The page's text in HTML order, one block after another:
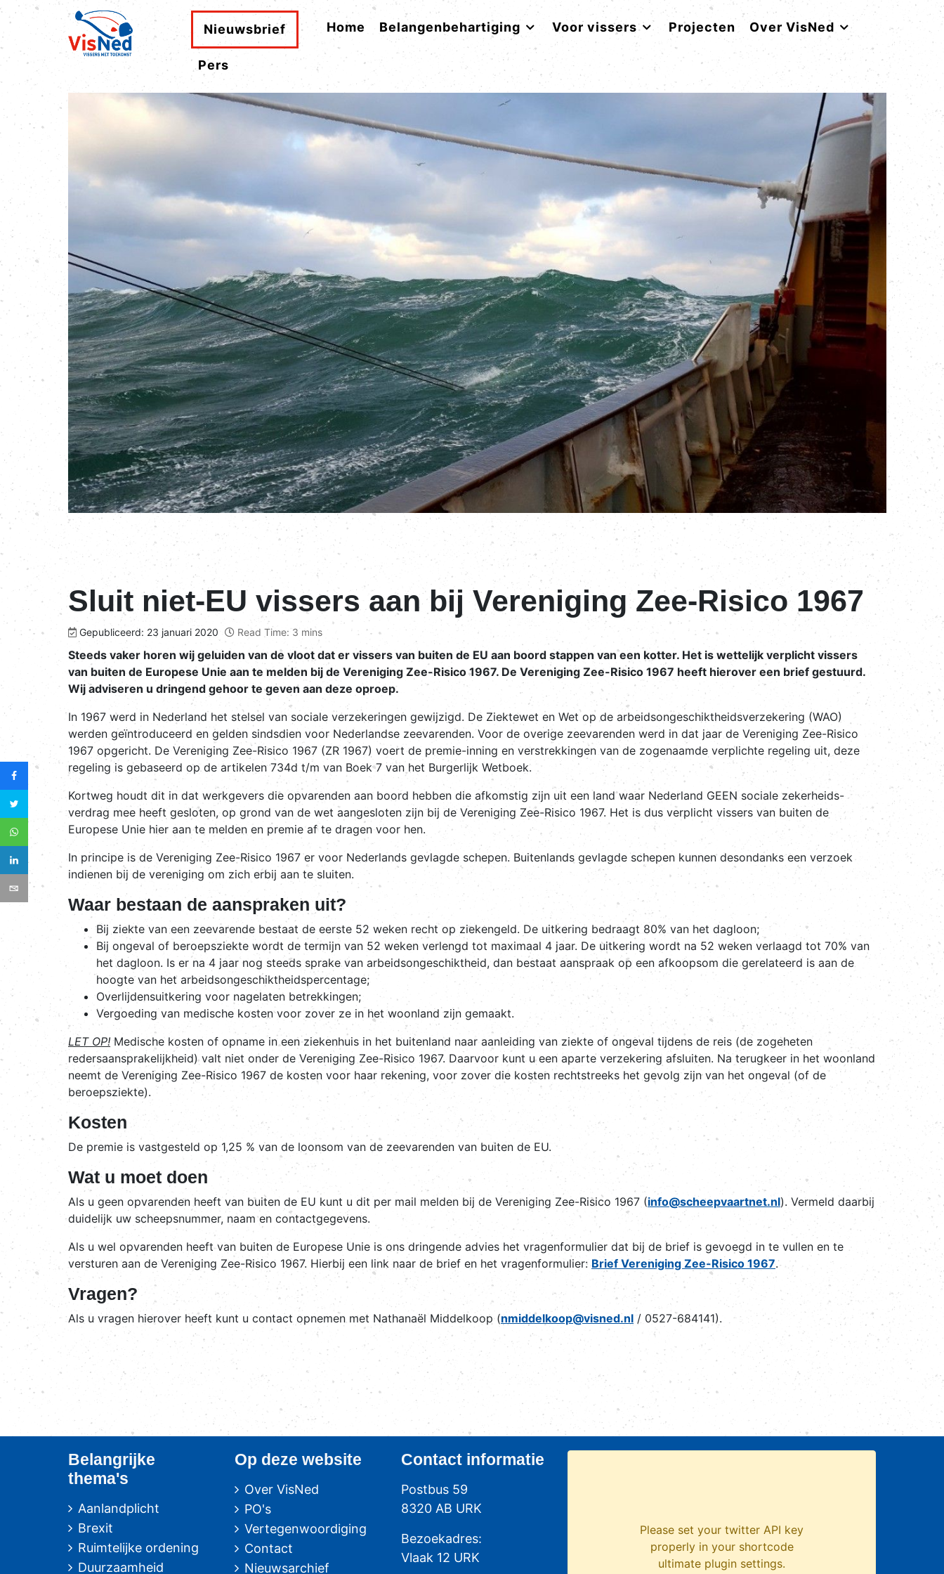
Nieuwsbrief Home Belangenbehartiging Voor vissers Projecten Over VisNed
Pers
Sluit niet-EU vissers aan bij Vereniging Zee-Risico 1967
Gepubliceerd: 23 januari 2020 Read Time: 3 mins
Steeds vaker horen wij geluiden van de vloot dat er vissers van buiten de EU aan boord stappen van een kotter. Het is wettelijk verplicht vissers
van buiten de Europese Unie aan te melden bij de Vereniging Zee-Risico 1967. De Vereniging Zee-Risico 1967 heeft hierover een brief gestuurd.
Wij adviseren u dringend gehoor te geven aan deze oproep.
In 1967 werd in Nederland het stelsel van sociale verzekeringen gewijzigd. De Ziektewet en Wet op de arbeidsongeschiktheidsverzekering (WAO)
werden geïntroduceerd en gelden sindsdien voor Nederlandse zeevarenden. Voor de overige zeevarenden werd in dat jaar de Vereniging Zee-Risico
1967 opgericht. De Vereniging Zee-Risico 1967 (ZR 1967) voert de premie-inning en verstrekkingen van de zogenaamde verplichte regeling uit, deze
regeling is gebaseerd op de artikelen 734d t/m van Boek 7 van het Burgerlijk Wetboek.
Kortweg houdt dit in dat werkgevers die opvarenden aan boord hebben die afkomstig zijn uit een land waar Nederland GEEN sociale zekerheids-
verdrag mee heeft gesloten, op grond van de wet aangesloten zijn bij de Vereniging Zee-Risico 1967. Het is dus verplicht vissers van buiten de
Europese Unie hier aan te melden en premie af te dragen voor hen.
In principe is de Vereniging Zee-Risico 1967 er voor Nederlands gevlagde schepen. Buitenlands gevlagde schepen kunnen desondanks een verzoek
indienen bij de vereniging om zich erbij aan te sluiten.
Waar bestaan de aanspraken uit?
Bij ziekte van een zeevarende bestaat de eerste 52 weken recht op ziekengeld. De uitkering bedraagt 80% van het dagloon;
Bij ongeval of beroepsziekte wordt de termijn van 52 weken verlengd tot maximaal 4 jaar. De uitkering wordt na 52 weken verlaagd tot 70% van
het dagloon. Is er na 4 jaar nog steeds sprake van arbeidsongeschiktheid, dan bestaat aanspraak op een afkoopsom die gerelateerd is aan de
hoogte van het arbeidsongeschiktheidspercentage;
Overlijdensuitkering voor nagelaten betrekkingen;
Vergoeding van medische kosten voor zover ze in het woonland zijn gemaakt.
LET OP! Medische kosten of opname in een ziekenhuis in het buitenland naar aanleiding van ziekte of ongeval tijdens de reis (de zogeheten
redersaansprakelijkheid) valt niet onder de Vereniging Zee-Risico 1967. Daarvoor kunt u een aparte verzekering afsluiten. Na terugkeer in het woonland
neemt de Vereniging Zee-Risico 1967 de kosten voor haar rekening, voor zover die kosten rechtstreeks het gevolg zijn van het ongeval (of de
beroepsziekte).
Kosten
De premie is vastgesteld op 1,25 % van de loonsom van de zeevarenden van buiten de EU.
Wat u moet doen
Als u geen opvarenden heeft van buiten de EU kunt u dit per mail melden bij de Vereniging Zee-Risico 1967 (info@scheepvaartnet.nl). Vermeld daarbij
duidelijk uw scheepsnummer, naam en contactgegevens.
Als u wel opvarenden heeft van buiten de Europese Unie is ons dringende advies het vragenformulier dat bij de brief is gevoegd in te vullen en te
versturen aan de Vereniging Zee-Risico 1967. Hierbij een link naar de brief en het vragenformulier: Brief Vereniging Zee-Risico 1967.
Vragen?
Als u vragen hierover heeft kunt u contact opnemen met Nathanaël Middelkoop (nmiddelkoop@visned.nl / 0527-684141).
Belangrijke
thema's
Aanlandplicht
Brexit
Ruimtelijke ordening
Duurzaamheid
Op deze website
Over VisNed
PO's
Vertegenwoordiging
Contact
Nieuwsarchief
Contact informatie
Postbus 59
8320 AB URK
Bezoekadres:
Vlaak 12 URK
Please set your twitter API key
properly in your shortcode
ultimate plugin settings.